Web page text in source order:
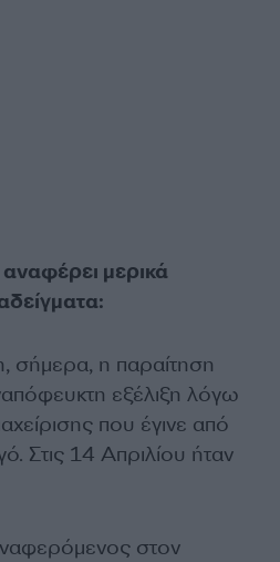
μερικά
σήμερα, η παραίτηση
εξέλιξη λόγω
που έγινε από
Στις 14 Απριλίου ήταν
στον